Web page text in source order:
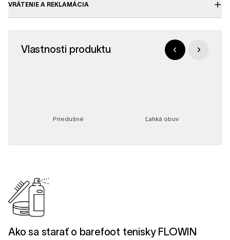
VRÁTENIE A REKLAMÁCIA
Vlastnosti produktu
Priedušné Ľahká obuv
Ako sa starať o barefoot tenisky FLOWIN